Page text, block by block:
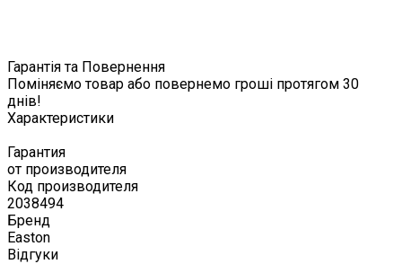
Гарантія та Повернення
Поміняємо товар або повернемо гроші протягом 30
днів!
Характеристики
Гарантия
от производителя
Код производителя
2038494
Бренд
Easton
Відгуки